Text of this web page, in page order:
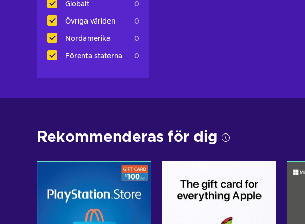
Globalt 0
Övriga världen 0
Nordamerika 0
Förenta staterna 0
Rekommenderas för dig